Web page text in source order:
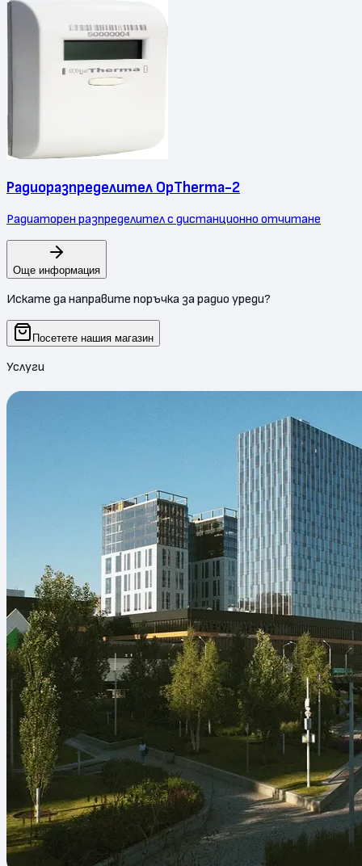
Радиоразпределител OpTherma-2
Радиаторен разпределител с дистанционно отчитане
Още информация
Искате да направите поръчка за радио уреди?
Посетете нашия магазин
Услуги